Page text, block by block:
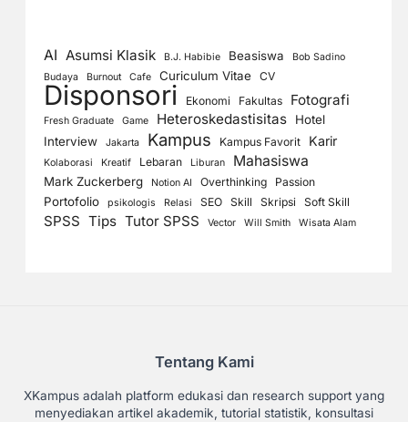
AI Asumsi Klasik B.J. Habibie Beasiswa
Bob Sadino
Budaya
Burnout Cafe Curiculum Vitae CV
Disponsori Ekonomi Fakultas Fotografi
Fresh Graduate Game Heteroskedastisitas
Hotel
Interview
Jakarta Kampus Kampus Favorit Karir
Kolaborasi Kreatif Lebaran Liburan Mahasiswa
Mark Zuckerberg Notion AI Overthinking Passion
Portofolio psikologis Relasi SEO Skill Skripsi Soft Skill
SPSS Tips Tutor SPSS Vector Will Smith Wisata Alam
Tentang Kami
XKampus adalah platform edukasi dan research support yang
menyediakan artikel akademik, tutorial statistik, konsultasi